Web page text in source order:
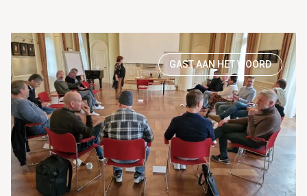
GAST AAN HET WOORD